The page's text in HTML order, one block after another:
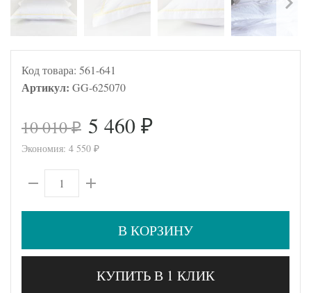
Код товара: 561-641
Артикул: GG-625070
10 010₽ 5 460 ₽
Экономия: 4 550 ₽
В КОРЗИНУ
КУПИТЬ В 1 КЛИК